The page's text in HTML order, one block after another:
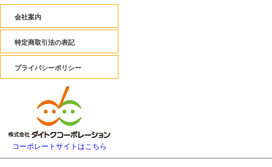
会社案内
特定商取引法の表記
プライバシーポリシー
コーポレートサイトはこちら